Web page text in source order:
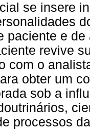
se insere
paciente e
revive
com o
obter um
sob a
processos